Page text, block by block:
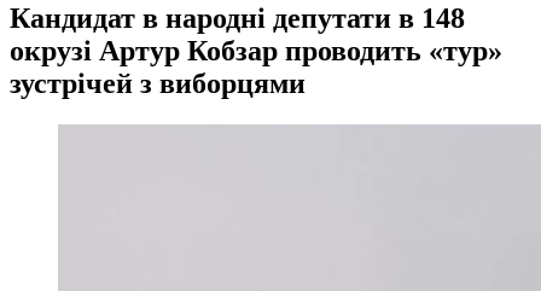
Кандидат в народні депутати в 148
окрузі Артур Кобзар проводить «тур»
зустрічей з виборцями